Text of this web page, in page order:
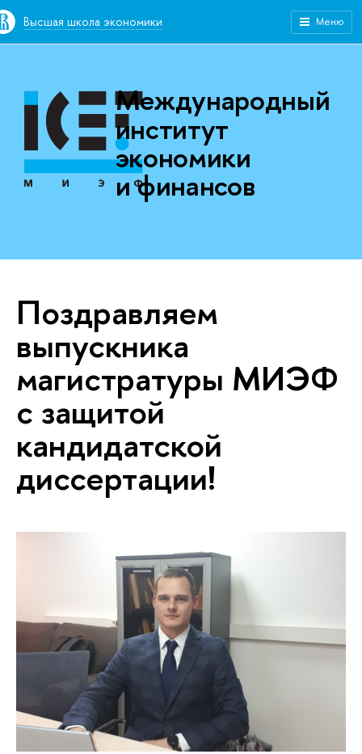
Высшая школа экономики Меню
Международный
институт
экономики
и финансов
Поздравляем
выпускника
магистратуры МИЭФ
с защитой
кандидатской
диссертации!